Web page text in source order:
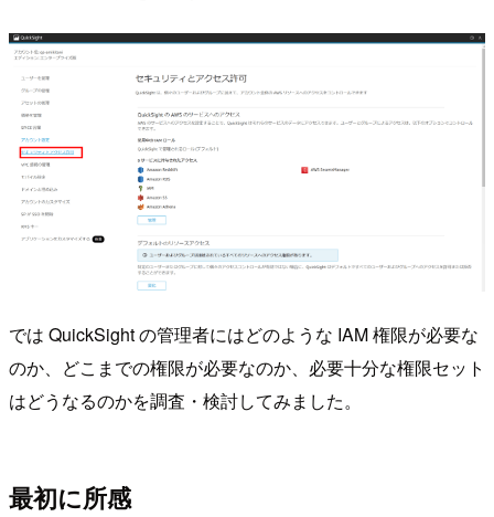
では QuickSight の管理者にはどのような IAM 権限が必要な
のか、どこまでの権限が必要なのか、必要十分な権限セット
はどうなるのかを調査・検討してみました。
最初に所感